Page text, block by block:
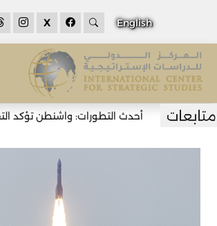
English
X
أحدث التطورات: واشنطن تؤكد